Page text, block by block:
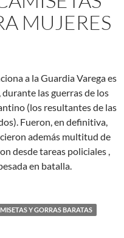
MUJERES
a la Guardia Varega es
las guerras de los
(los resultantes de las
Fueron, en definitiva,
además multitud de
desde tareas policiales ,
en batalla.
Y GORRAS BARATAS